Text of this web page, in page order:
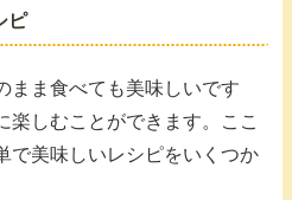
ピ
まま食べても美味しいです
楽しむことができます。ここ
で美味しいレシピをいくつか